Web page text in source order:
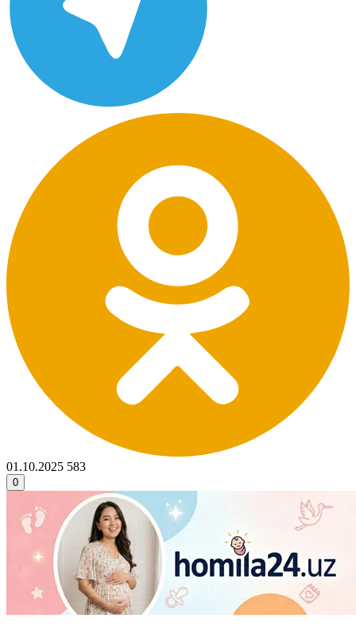
01.10.2025 583
0